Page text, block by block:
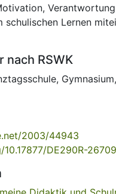
schulischen Lernen
nach RSWK
, Gymnasium,
2003/44943
DE290R-26709